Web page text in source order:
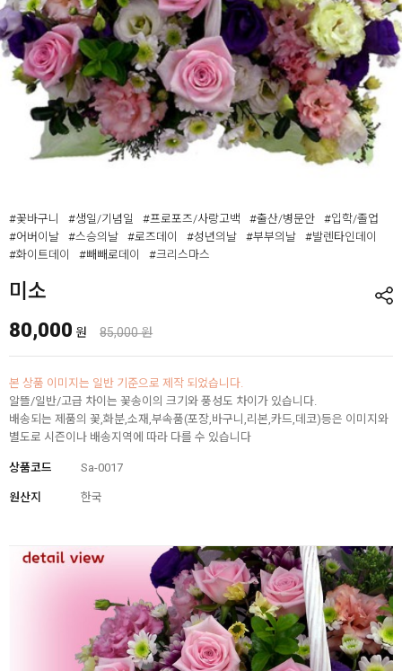
#꽃바구니 #생일/기념일 #프로포즈/사랑고백 #출산/병문안
#입학/졸업
#어버이날
#스승의날 #로즈데이 #성년의날 #부부의날
#발렌타인데이
#화이트데이
#빼빼로데이 #크리스마스
미소
80,000 원 85,000 원
본 상품 이미지는 일반 기준으로 제작 되었습니다.
알뜰/일반/고급 차이는 꽃송이의 크기와 풍성도 차이가 있습니다.
배송되는 제품의 꽃,화분,소재,부속품(포장,바구니,리본,카드,데코)등은 이미지와
별도로 시즌이나 배송지역에 따라 다를 수 있습니다
상품코드 Sa-0017
원산지 한국